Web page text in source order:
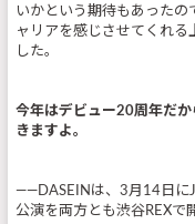
いかという期待もあった
ャリアを感じさせてくれる
した。
今年はデビュー20周年だ
きますよ。
――DASEINは、3月14日に
公演を両方とも渋谷REXで